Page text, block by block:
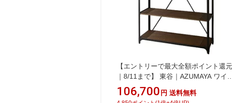
【エントリーで最大全額ポイント還元
｜8/11まで】 東谷｜AZUMAYA ワイド
ラック4段（W121×D43×H180cm）
DIS-939BK ブラック
106,700 円 送料無料